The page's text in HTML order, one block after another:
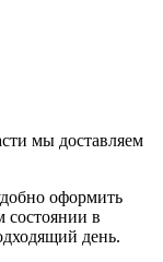
мы доставляем
оформить
состоянии в
день.